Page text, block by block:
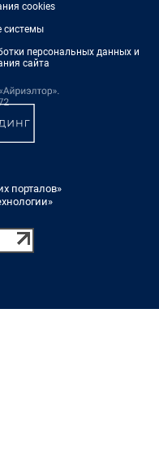
cookies
системы
персональных данных и
сайта
порталов»